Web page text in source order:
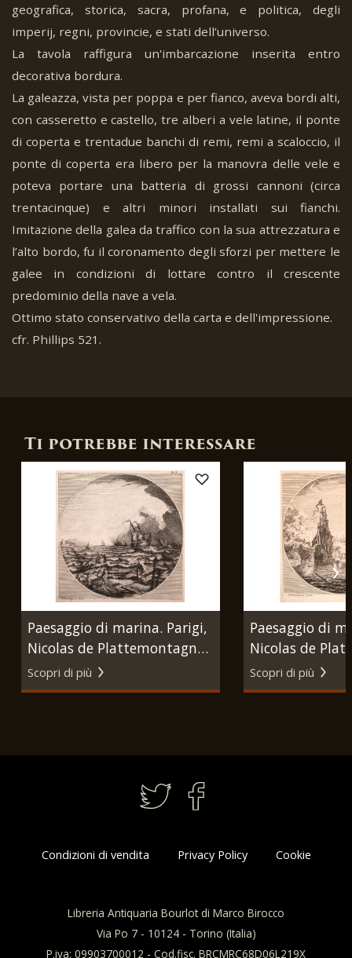
geografica, storica, sacra, profana, e politica, degli
imperij, regni, provincie, e stati dell’universo.
La tavola raffigura un'imbarcazione inserita entro
decorativa bordura.
La galeazza, vista per poppa e per fianco, aveva bordi alti,
con casseretto e castello, tre alberi a vele latine, il ponte
di coperta e trentadue banchi di remi, remi a scaloccio, il
ponte di coperta era libero per la manovra delle vele e
poteva portare una batteria di grossi cannoni (circa
trentacinque) e altri minori installati sui fianchi.
Imitazione della galea da traffico con la sua attrezzatura e
l’alto bordo, fu il coronamento degli sforzi per mettere le
galee in condizioni di lottare contro il crescente
predominio della nave a vela.
Ottimo stato conservativo della carta e dell'impressione.
cfr. Phillips 521.
Ti potrebbe interessare
Paesaggio di marina. Parigi,
Nicolas de Plattemontagne,
1660 circa.
Scopri di più
Paesaggio di
Nicolas de
1660 circa.
Scopri di più
Condizioni di vendita Privacy Policy Cookie
Libreria Antiquaria Bourlot di Marco Birocco
Via Po 7 - 10124 - Torino (Italia)
P.iva: 09903700012 - Cod.fisc. BRCMRC68D06L219X